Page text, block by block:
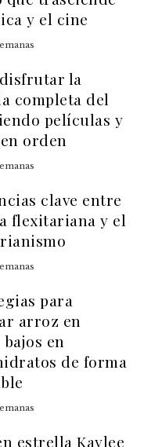
y el cine
la
completa del
películas y
orden
clave entre
flexitariana y el
para
arroz en
en
de forma
estrella Kaylee